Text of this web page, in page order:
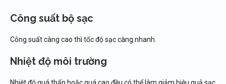
Công suất bộ sạc
Công suất càng cao thì tốc độ sạc càng nhanh.
Nhiệt độ môi trường